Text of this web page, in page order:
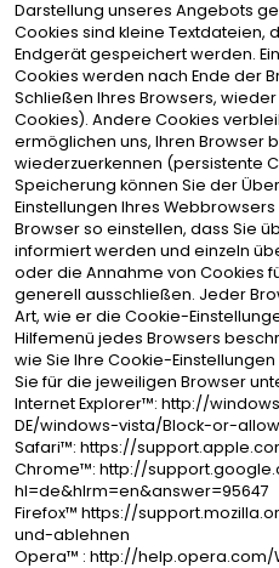
Darstellung unseres Angebots
Cookies sind kleine Textdateien,
Endgerät gespeichert werden.
Cookies werden nach Ende der
Schließen Ihres Browsers,
Cookies). Andere Cookies
ermöglichen uns, Ihren Browser
wiederzuerkennen (persistente
Speicherung können Sie der
Einstellungen Ihres
Browser so einstellen, dass Sie
informiert werden und einzeln
oder die Annahme von Cookies
generell ausschließen. Jeder
Art, wie er die Cookie-
Hilfemenü jedes Browsers
wie Sie Ihre Cookie-
Sie für die jeweiligen Browser
Internet Explorer™: http://
DE/windows-vista/Block-or-
Safari™: https://
Chrome™: http://
hl=de&hlrm=en&answer=95647
Firefox™ https://
und-ablehnen
Opera™ : http://help.opera.com/